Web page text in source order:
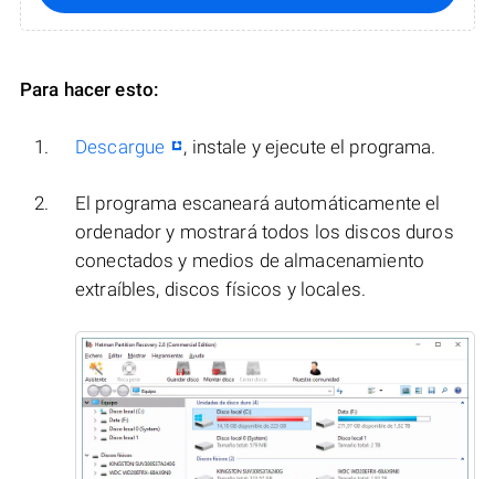
Para hacer esto:
Descargue , instale y ejecute el programa.
El programa escaneará automáticamente el
ordenador y mostrará todos los discos duros
conectados y medios de almacenamiento
extraíbles, discos físicos y locales.